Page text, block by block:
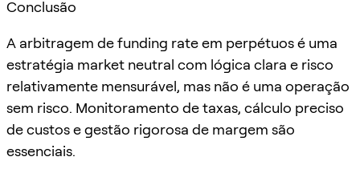
Conclusão
A arbitragem de funding rate em perpétuos é uma
estratégia market neutral com lógica clara e risco
relativamente mensurável, mas não é uma operação
sem risco. Monitoramento de taxas, cálculo preciso
de custos e gestão rigorosa de margem são
essenciais.